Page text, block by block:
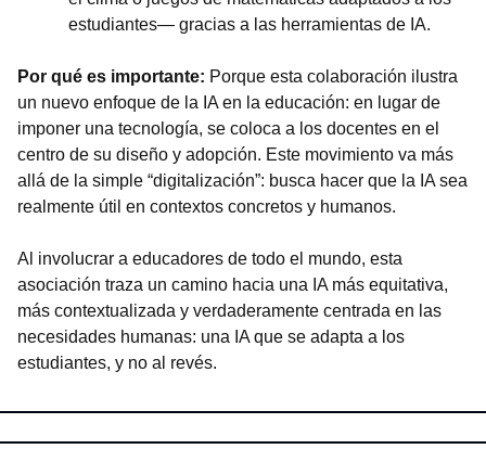
estudiantes— gracias a las herramientas de IA.
Por qué es importante: Porque esta colaboración ilustra
un nuevo enfoque de la IA en la educación: en lugar de
imponer una tecnología, se coloca a los docentes en el
centro de su diseño y adopción. Este movimiento va más
allá de la simple “digitalización”: busca hacer que la IA sea
realmente útil en contextos concretos y humanos.
Al involucrar a educadores de todo el mundo, esta
asociación traza un camino hacia una IA más equitativa,
más contextualizada y verdaderamente centrada en las
necesidades humanas: una IA que se adapta a los
estudiantes, y no al revés.